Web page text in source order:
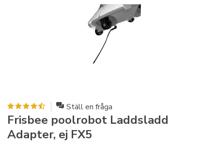
Ställ en fråga
Frisbee poolrobot Laddsladd
Adapter, ej FX5